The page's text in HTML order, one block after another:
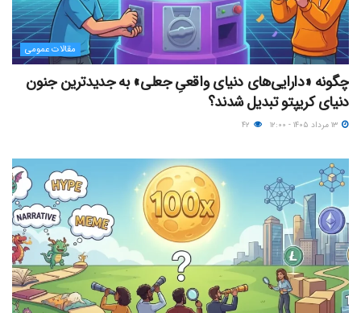
مقالات عمومی
چگونه «دارایی‌های دنیای واقعیِ جعلی» به جدیدترین جنون
دنیای کریپتو تبدیل شدند؟